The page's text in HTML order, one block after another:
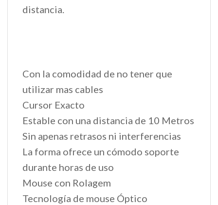
distancia.
Con la comodidad de no tener que
utilizar mas cables
Cursor Exacto
Estable con una distancia de 10 Metros
Sin apenas retrasos ni interferencias
La forma ofrece un cómodo soporte
durante horas de uso
Mouse con Rolagem
Tecnología de mouse Óptico